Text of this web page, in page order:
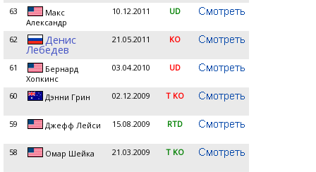
63
Макс
Александр
10.12.2011 UD
62 Денис
Лебедев
21.05.2011 KO
61
Бернард
Хопкинс
03.04.2010 UD
60 Дэнни Грин 02.12.2009 T KO
59 Джефф Лейси 15.08.2009 RTD
58 Омар Шейка 21.03.2009 T KO